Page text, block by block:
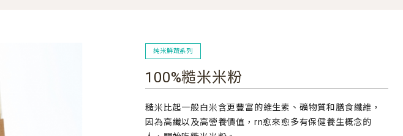
純米鮮蔬系列
100%糙米米粉
糙米比起一般白米含更豐富的維生素、礦物質和膳食纖維，
因為高纖以及高營養價值，rn愈來愈多有保健養生概念的